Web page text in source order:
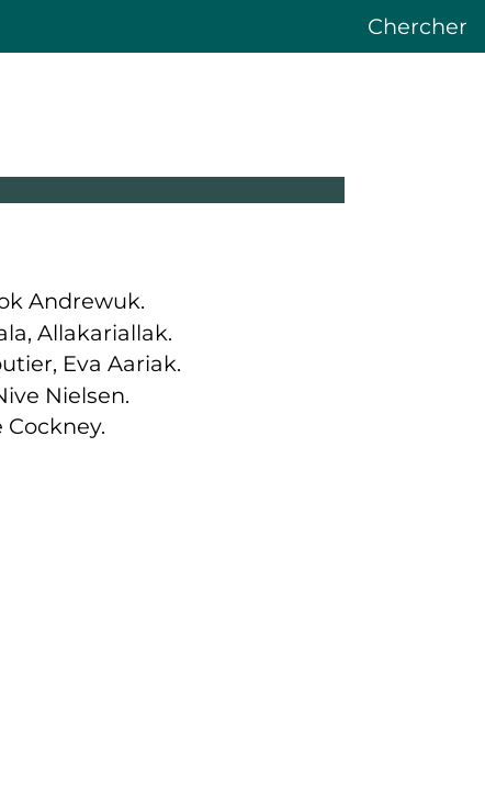
Chercher
Andrewuk.
Allakariallak.
Eva Aariak.
Nielsen.
Cockney.